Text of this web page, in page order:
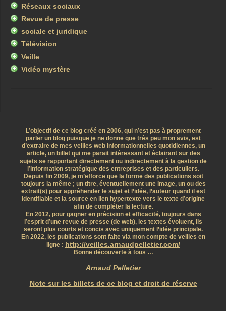
Réseaux sociaux
Revue de presse
sociale et juridique
Télévision
Veille
Vidéo mystère
L’objectif de ce blog créé en 2006, qui n’est pas à proprement
parler un blog puisque je ne donne que très peu mon avis, est
d’extraire de mes veilles web informationnelles quotidiennes, un
article, un billet qui me parait intéressant et éclairant sur des
sujets se rapportant directement ou indirectement à la gestion de
l’information stratégique des entreprises et des particuliers.
Depuis fin 2009, je m’efforce que la forme des publications soit
toujours la même ; un titre, éventuellement une image, un ou des
extrait(s) pour appréhender le sujet et l’idée, l’auteur quand il est
identifiable et la source en lien hypertexte vers le texte d’origine
afin de compléter la lecture.
En 2012, pour gagner en précision et efficacité, toujours dans
l’esprit d’une revue de presse (de web), les textes évoluent, ils
seront plus courts et concis avec uniquement l’idée principale.
En 2022, les publications sont faite via mon compte de veilles en
ligne : http://veilles.arnaudpelletier.com/
Bonne découverte à tous …
Arnaud Pelletier
Note sur les billets de ce blog et droit de réserve